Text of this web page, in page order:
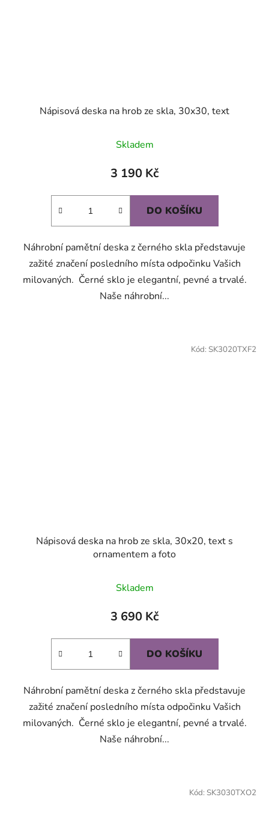
Nápisová deska na hrob ze skla, 30x30, text
Skladem
3 190 Kč
DO KOŠÍKU
Náhrobní pamětní deska z černého skla představuje
zažité značení posledního místa odpočinku Vašich
milovaných. Černé sklo je elegantní, pevné a trvalé.
Naše náhrobní...
Nápisová deska na hrob ze skla, 30x20, text s
ornamentem a foto
Skladem
3 690 Kč
DO KOŠÍKU
Náhrobní pamětní deska z černého skla představuje
zažité značení posledního místa odpočinku Vašich
milovaných. Černé sklo je elegantní, pevné a trvalé.
Naše náhrobní...
Kód: SK3020TXF2
Kód: SK3030TXO2